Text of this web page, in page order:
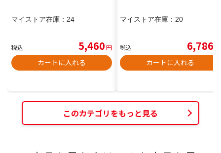
マイストア在庫： 24
税込 5,460円
カートに入れる
マイストア在庫： 20
税込 6,786
カートに入れる
このカテゴリをもっと見る